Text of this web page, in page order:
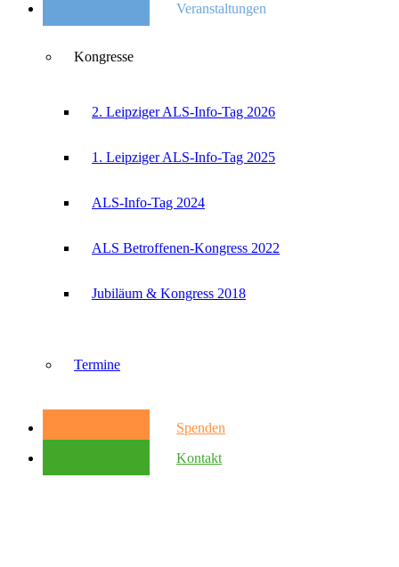
Veranstaltungen
Kongresse
2. Leipziger ALS-Info-Tag 2026
1. Leipziger ALS-Info-Tag 2025
ALS-Info-Tag 2024
ALS Betroffenen-Kongress 2022
Jubiläum & Kongress 2018
Termine
Spenden
Kontakt